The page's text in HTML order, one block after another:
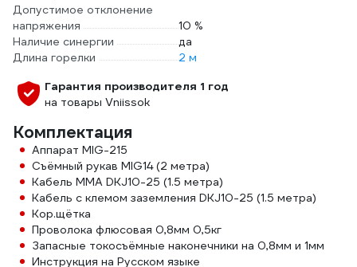
Допустимое отклонение
напряжения
10 %
Наличие синергии
да
Длина горелки
2 м
Гарантия производителя 1 год
на товары Vniissok
Комплектация
Аппарат MIG-215
Съёмный рукав MIG14 (2 метра)
Кабель MMA DKJ10-25 (1.5 метра)
Кабель с клемом заземления DKJ10-25 (1.5 метра)
Кор.щётка
Проволока флюсовая 0,8мм 0,5кг
Запасные токосъёмные наконечники на 0,8мм и 1мм
Инструкция на Русском языке